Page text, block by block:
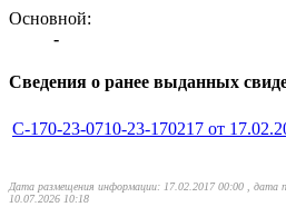
Основной:
-
Сведения о ранее выданных
С-170-23-0710-23-170217 от
Дата размещения информации: 17.02.2017 00:00 , дата
10.07.2026 10:18